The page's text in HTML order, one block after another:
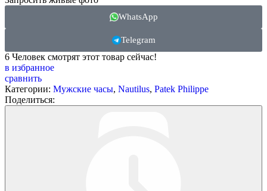
WhatsApp
Telegram
6 Человек смотрят этот товар сейчас!
в избранное
сравнить
Категории: Мужские часы, Nautilus, Patek Philippe
Поделиться: